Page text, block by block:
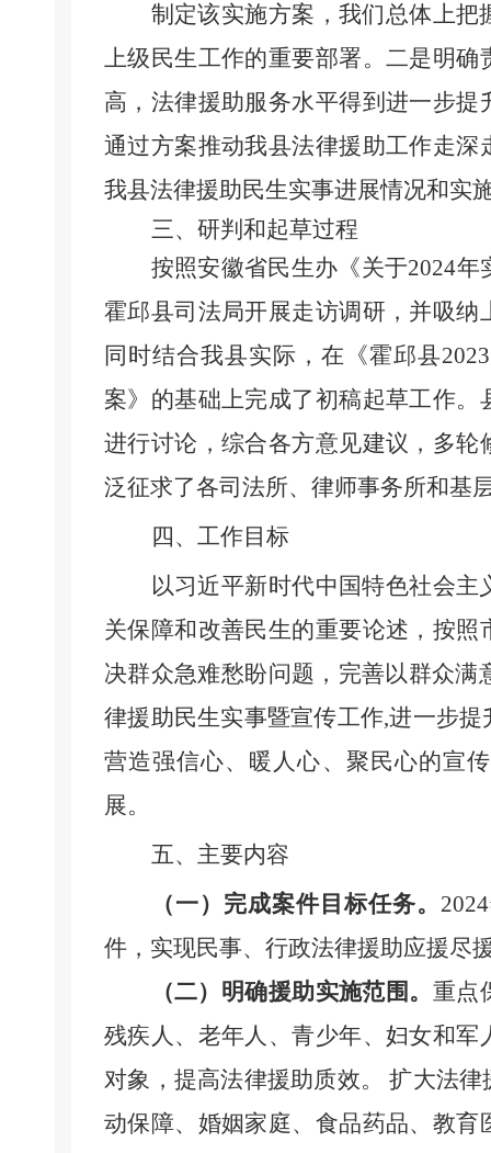
制定该实施方案，我们总体上
上级民生工作的重要部署。二是明
高，法律援助服务水平得到进一步
通过方案推动我县法律援助工作走深
我县法律援助民生实事进展情况和实
三、研判和起草过程
按照安徽省民生办《关于2024年
霍邱县司法局开展走访调研，并吸
同时结合我县实际，在《霍邱县2023
案》的基础上完成了初稿起草工作。
进行讨论，综合各方意见建议，多
泛征求了各司法所、 律师事务所和基
四、工作目标
以习近平新时代中国特色社会
关保障和改善民生的重要论述，按
决群众急难愁盼问题，完善以群众
律援助民生实事暨宣传工作,进一步
营造强信心、暖人心、聚民心的宣
展。
五、主要内容
（一） 完成案件目标任务。
件，实现民事、行政法律援助应援尽
（二） 明确援助实施范围。 重点
残疾人、老年人、青少年、妇女和
对象，提高法律援助质效。
扩大法律
动保障、婚姻家庭、食品药品、教